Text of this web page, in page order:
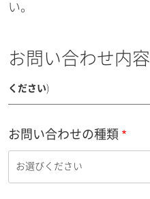
い。
お問い合わせ内容
ください)
お問い合わせの種類